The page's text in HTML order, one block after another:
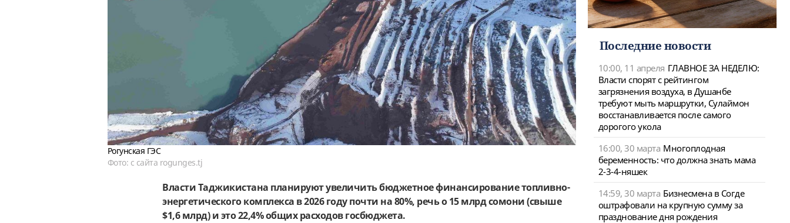
Рогунская ГЭС
Фото: с сайта rogunges.tj
Власти Таджикистана планируют увеличить бюджетное финансирование топливно-
энергетического комплекса в 2026 году почти на 80%, речь о15 млрд сомони (свыше
$1,6 млрд) и это 22,4% общих расходов госбюджета.
Последние новости
10:00, 11 апреля ГЛАВНОЕ ЗА НЕДЕЛЮ:
Власти спорят с рейтингом
загрязнения воздуха, в Душанбе
требуют мыть маршрутки, Сулаймон
восстанавливается после самого
дорогого укола
16:00, 30 марта Многоплодная
беременность: что должна знать мама
2-3-4-няшек
14:59, 30 марта Бизнесмена в Согде
оштрафовали на крупную сумму за
празднование дня рождения